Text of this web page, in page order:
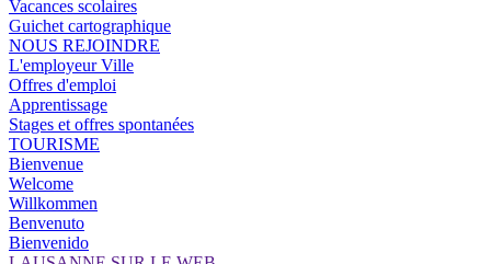
Vacances scolaires
Guichet cartographique
NOUS REJOINDRE
L'employeur Ville
Offres d'emploi
Apprentissage
Stages et offres spontanées
TOURISME
Bienvenue
Welcome
Willkommen
Benvenuto
Bienvenido